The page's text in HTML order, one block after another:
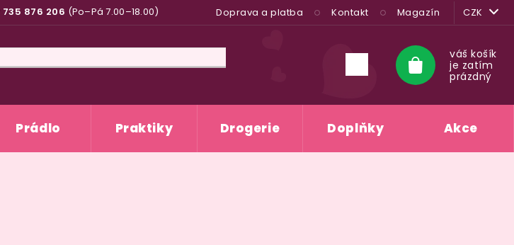
735 876 206 (Po–Pá 7.00–18.00) Doprava a platba Kontakt Magazín CZK
Nákupní
košík
váš košík
je zatím
prázdný
Prádlo Praktiky Drogerie Doplňky Akce